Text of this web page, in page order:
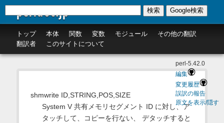
perldoc.jp
トップ 本体 関数 変数 モジュール
その他の翻訳
翻訳者
このサイトについて
検索 Google検索
perl-5.42.0
編集
変更履歴
誤訳の報告
原文を表示/隠す
shmwrite ID,STRING,POS,SIZE
System V 共有メモリセグメント ID に対し、ア
タッチして、コピーを行ない、 デタッチすると